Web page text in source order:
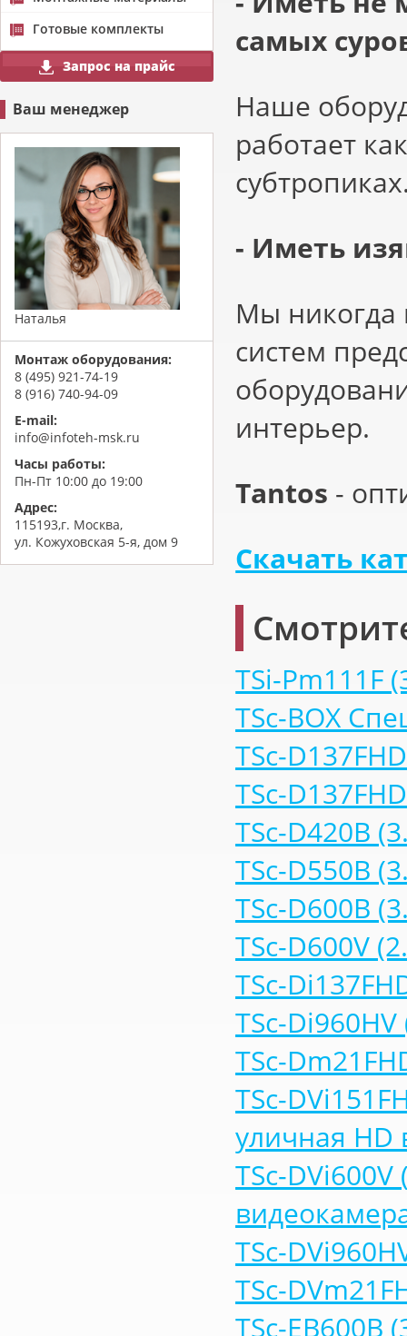
Готовые комплекты
Запрос на прайс
Ваш менеджер
Наталья
Монтаж оборудования:
8 (495) 921-74-19
8 (916) 740-94-09
E-mail:
info@infoteh-msk.ru
Часы работы:
Пн-Пт 10:00 до 19:00
Адрес:
115193,г. Москва,
ул. Кожуховская 5-я, дом 9
самых
Наше
работает
- Иметь
Мы никогда
систем
интерьер.
Tantos -
Скачать
TSi-Pm111F
TSc-BOX
TSc-
TSc-
TSc-D420B
TSc-D550B
TSc-D600B
TSc-D600V
TSc-
TSc-
TSc-
TSc-
уличная HD
TSc-
TSc-
TSc-
TSc-EB600B